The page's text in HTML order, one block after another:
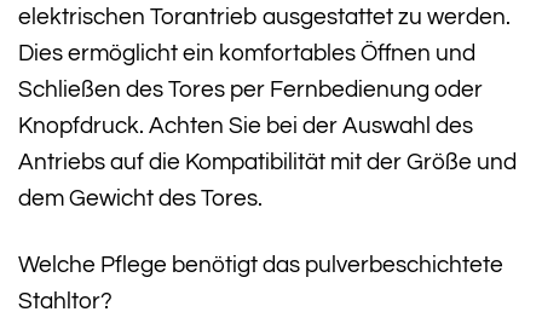
elektrischen Torantrieb ausgestattet zu werden.
Dies ermöglicht ein komfortables Öffnen und
Schließen des Tores per Fernbedienung oder
Knopfdruck. Achten Sie bei der Auswahl des
Antriebs auf die Kompatibilität mit der Größe und
dem Gewicht des Tores.
Welche Pflege benötigt das pulverbeschichtete
Stahltor?